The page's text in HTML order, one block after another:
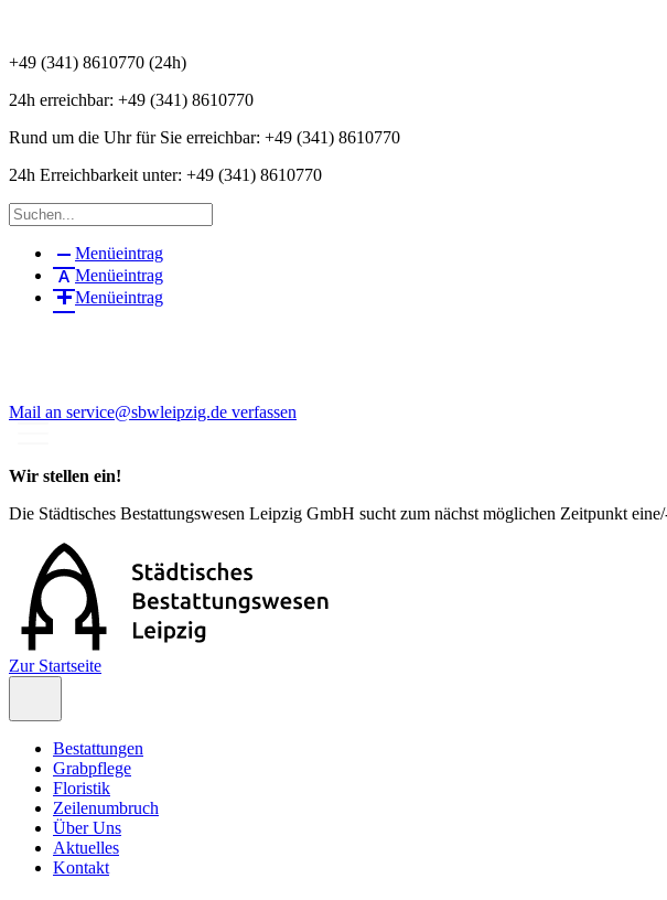
+49 (341) 8610770 (24h)
24h erreichbar: +49 (341) 8610770
Rund um die Uhr für Sie erreichbar: +49 (341) 8610770
24h Erreichbarkeit unter: +49 (341) 8610770
Menüeintrag
Menüeintrag
Menüeintrag
Mail an service@sbwleipzig.de verfassen
Wir stellen ein!
Die Städtisches Bestattungswesen Leipzig GmbH sucht zum nächst möglichen Zeitpunkt
Zur Startseite
Bestattungen
Grabpflege
Floristik
Zeilenumbruch
Über Uns
Aktuelles
Kontakt